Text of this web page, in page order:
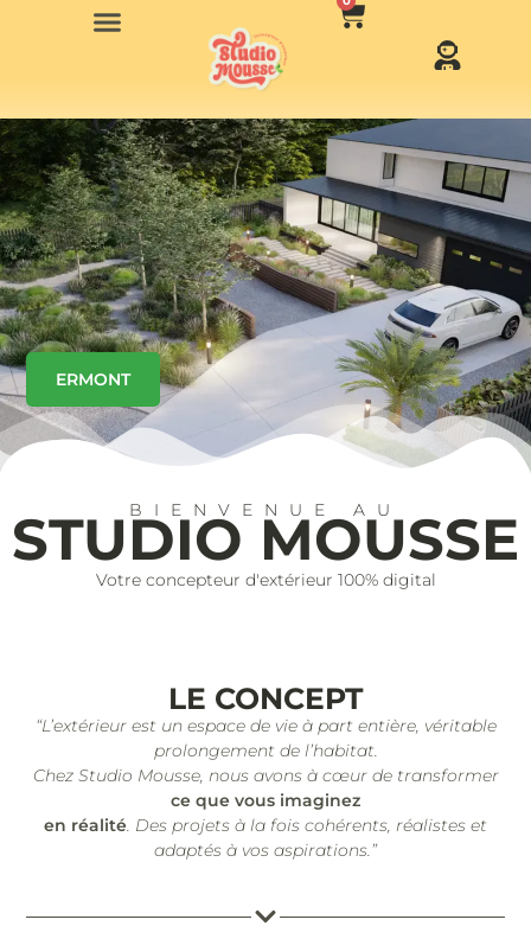
ERMONT
BIENVENUE AU
STUDIO MOUSSE
Votre concepteur d'extérieur 100% digital
LE CONCEPT
“L’extérieur est un espace de vie à part entière, véritable
prolongement de l’habitat.
Chez Studio Mousse, nous avons à cœur de transformer
ce que vous imaginez
en réalité. Des projets à la fois cohérents, réalistes et
adaptés à vos aspirations.”